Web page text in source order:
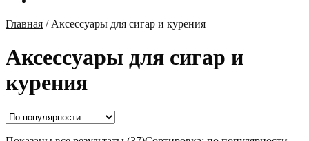
Главная / Аксессуары для сигар и курения
Аксессуары для сигар и
курения